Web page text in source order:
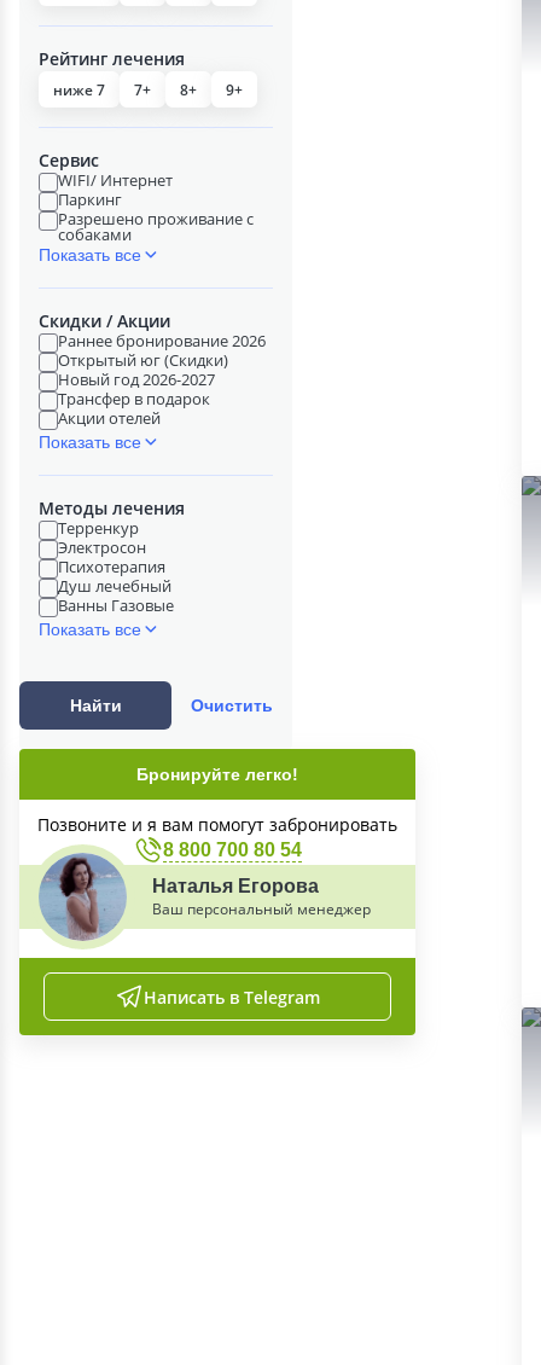
Рейтинг лечения
ниже 7 7+ 8+ 9+
Сервис
WIFI/ Интернет
Паркинг
Разрешено проживание с
собаками
Показать все
Скидки / Акции
Раннее бронирование 2026
Открытый юг (Скидки)
Новый год 2026-2027
Трансфер в подарок
Акции отелей
Показать все
Методы лечения
Терренкур
Электросон
Психотерапия
Душ лечебный
Ванны Газовые
Показать все
Найти Очистить
Бронируйте легко!
Позвоните и я вам помогут забронировать
8 800 700 80 54
Наталья Егорова
Ваш персональный менеджер
Написать в Telegram